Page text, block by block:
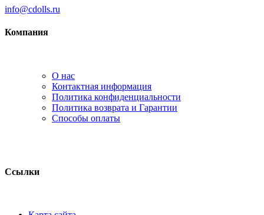
info@cdolls.ru
Компания
О нас
Контактная информация
Политика конфиденциальности
Политика возврата и Гарантии
Способы оплаты
Ссылки